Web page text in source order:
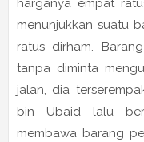
harganya empat
menunjukkan suatu
ratus dirham.
tanpa diminta
jalan, dia
bin Ubaid lalu
membawa barang